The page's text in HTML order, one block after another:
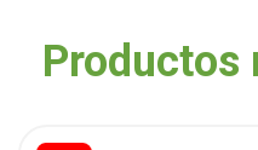
Productos